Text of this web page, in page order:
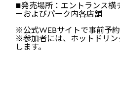
■発売場所：エントランス横
ーおよびパーク内各店舗
※公式WEBサイトで事前予約
※参加者には、ホットドリン
します。